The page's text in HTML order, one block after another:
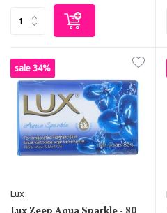
sale 34%
Lux
Lux Zeep Aqua Sparkle - 80